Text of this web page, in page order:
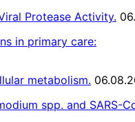
Protease Activity.
in primary care:
metabolism.
spp. and SARS-